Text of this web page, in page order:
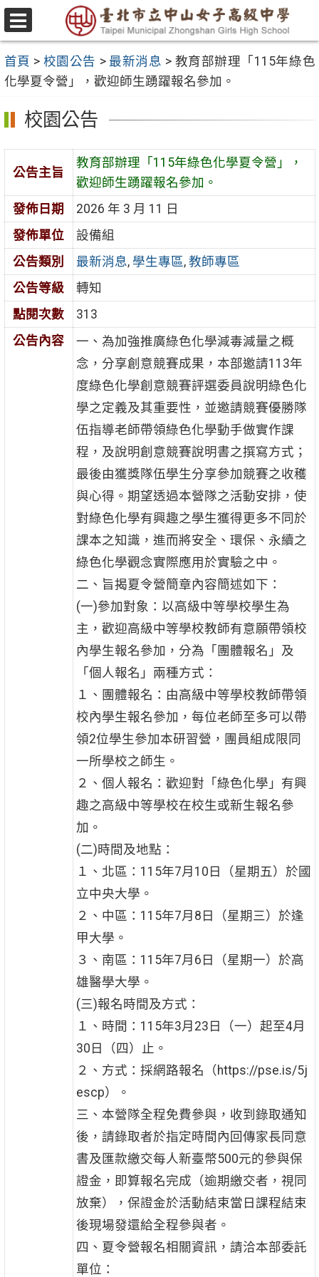
跳
至
要
內
容
區
選
單
首頁 > 校園公告 > 最新消息 > 教育部辦理「115年綠色
化學夏令營」，歡迎師生踴躍報名參加。
校園公告
公告主旨
教育部辦理「115年綠色化學夏令營」，
歡迎師生踴躍報名參加。
發佈日期
2026 年 3 月 11 日
發佈單位
設備組
公告類別
最新消息, 學生專區, 教師專區
公告等級
轉知
點閱次數
313
公告內容
一、為加強推廣綠色化學減毒減量之概
念，分享創意競賽成果，本部邀請113年
度綠色化學創意競賽評選委員說明綠色化
學之定義及其重要性，並邀請競賽優勝隊
伍指導老師帶領綠色化學動手做實作課
程，及說明創意競賽說明書之撰寫方式；
最後由獲獎隊伍學生分享參加競賽之收穫
與心得。期望透過本營隊之活動安排，使
對綠色化學有興趣之學生獲得更多不同於
課本之知識，進而將安全、環保、永續之
綠色化學觀念實際應用於實驗之中。
二、旨揭夏令營簡章內容簡述如下：
(一)參加對象：以高級中等學校學生為
主，歡迎高級中等學校教師有意願帶領校
內學生報名參加，分為「團體報名」及
「個人報名」兩種方式：
１、團體報名：由高級中等學校教師帶領
校內學生報名參加，每位老師至多可以帶
領2位學生參加本研習營，團員組成限同
一所學校之師生。
２、個人報名：歡迎對「綠色化學」有興
趣之高級中等學校在校生或新生報名參
加。
(二)時間及地點：
１、北區：115年7月10日（星期五）於國
立中央大學。
２、中區：115年7月8日（星期三）於逢
甲大學。
３、南區：115年7月6日（星期一）於高
雄醫學大學。
(三)報名時間及方式：
１、時間：115年3月23日（一）起至4月
30日（四）止。
２、方式：採網路報名（https://pse.is/5j
escp）。
三、本營隊全程免費參與，收到錄取通知
後，請錄取者於指定時間內回傳家長同意
書及匯款繳交每人新臺幣500元的參與保
證金，即算報名完成（逾期繳交者，視同
放棄），保證金於活動結束當日課程結束
後現場發還給全程參與者。
四、夏令營報名相關資訊，請洽本部委託
單位：